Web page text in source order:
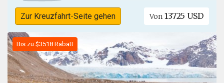
Zur Kreuzfahrt-Seite gehen Von 13725 USD
Bis zu $3518 Rabatt